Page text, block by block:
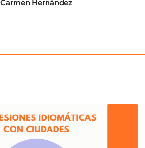
Carmen Hernández